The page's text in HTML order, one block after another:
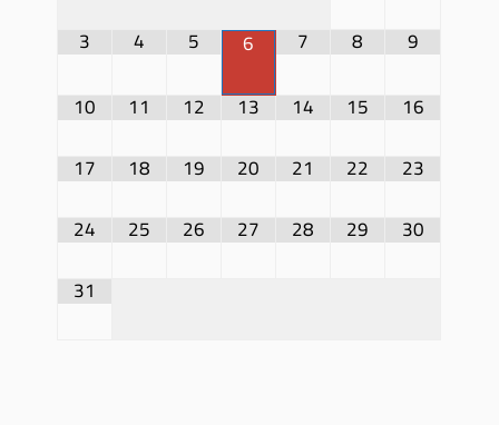
3
4 5 6 7 8
9
10
11 12 13 14 15
16
17
18 19 20 21 22
23
24
25 26 27 28 29
30
31